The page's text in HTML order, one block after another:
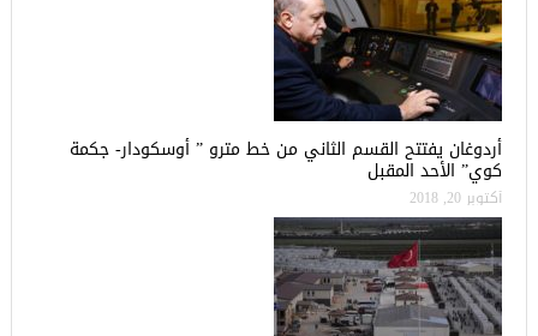
أردوغان يفتتح القسم الثاني من خط مترو ” أوسكودار- جكمة
كوي” الأحد المقبل
أكتوبر 20, 2018